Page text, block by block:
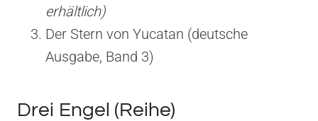
erhältlich)
Der Stern von Yucatan (deutsche
Ausgabe, Band 3)
Drei Engel (Reihe)